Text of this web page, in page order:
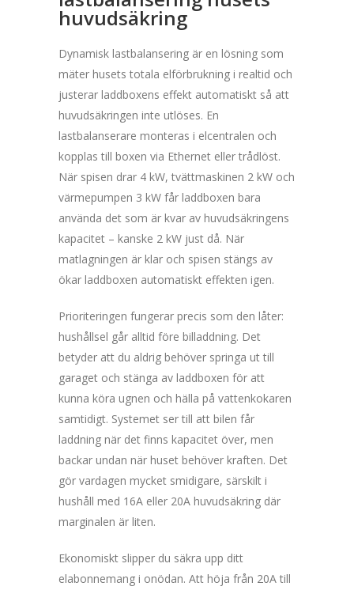
huvudsäkring
Dynamisk lastbalansering är en lösning som
mäter husets totala elförbrukning i realtid och
justerar laddboxens effekt automatiskt så att
huvudsäkringen inte utlöses. En
lastbalanserare monteras i elcentralen och
kopplas till boxen via Ethernet eller trådlöst.
När spisen drar 4 kW, tvättmaskinen 2 kW och
värmepumpen 3 kW får laddboxen bara
använda det som är kvar av huvudsäkringens
kapacitet – kanske 2 kW just då. När
matlagningen är klar och spisen stängs av
ökar laddboxen automatiskt effekten igen.
Prioriteringen fungerar precis som den låter:
hushållsel går alltid före billaddning. Det
betyder att du aldrig behöver springa ut till
garaget och stänga av laddboxen för att
kunna köra ugnen och hälla på vattenkokaren
samtidigt. Systemet ser till att bilen får
laddning när det finns kapacitet över, men
backar undan när huset behöver kraften. Det
gör vardagen mycket smidigare, särskilt i
hushåll med 16A eller 20A huvudsäkring där
marginalen är liten.
Ekonomiskt slipper du säkra upp ditt
elabonnemang i onödan. Att höja från 20A till